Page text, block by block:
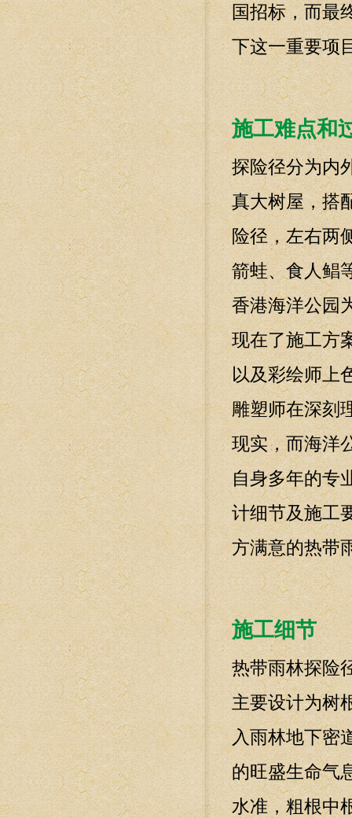
国招标，而最
下这一重要项
施工难点和
探险径分为内
真大树屋，搭
险径，左右两
箭蛙、食人鲳
香港海洋公园
现在了施工方
以及彩绘师上
雕塑师在深刻
现实，而海洋
自身多年的专
计细节及施工
方满意的热带
施工细节
热带雨林探险
主要设计为树
入雨林地下密
的旺盛生命气
水准，粗根中